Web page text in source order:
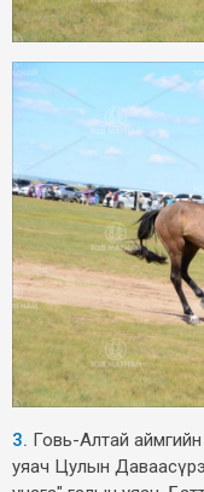
3. Говь-Алтай
уяач Цулын